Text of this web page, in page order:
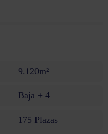
9.120m²
Baja + 4
175 Plazas